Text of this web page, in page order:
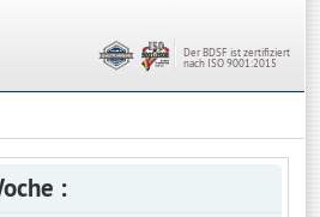
Der BDSF ist zertifiziert
nach ISO 9001:2015
: